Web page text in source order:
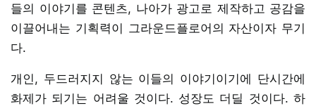
들의 이야기를 콘텐츠, 나아가 광고로 제작하고 공감을
이끌어내는 기획력이 그라운드플로어의 자산이자 무기
다.
개인, 두드러지지 않는 이들의 이야기이기에 단시간에
화제가 되기는 어려울 것이다. 성장도 더딜 것이다. 하